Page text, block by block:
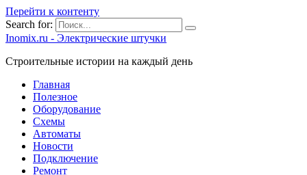
Перейти к контенту
Search for:
Inomix.ru - Электрические штучки
Cтроительные истории на каждый день
Главная
Полезное
Оборудование
Схемы
Автоматы
Новости
Подключение
Ремонт